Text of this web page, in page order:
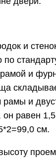
и
и
рамы и
он равен
см.